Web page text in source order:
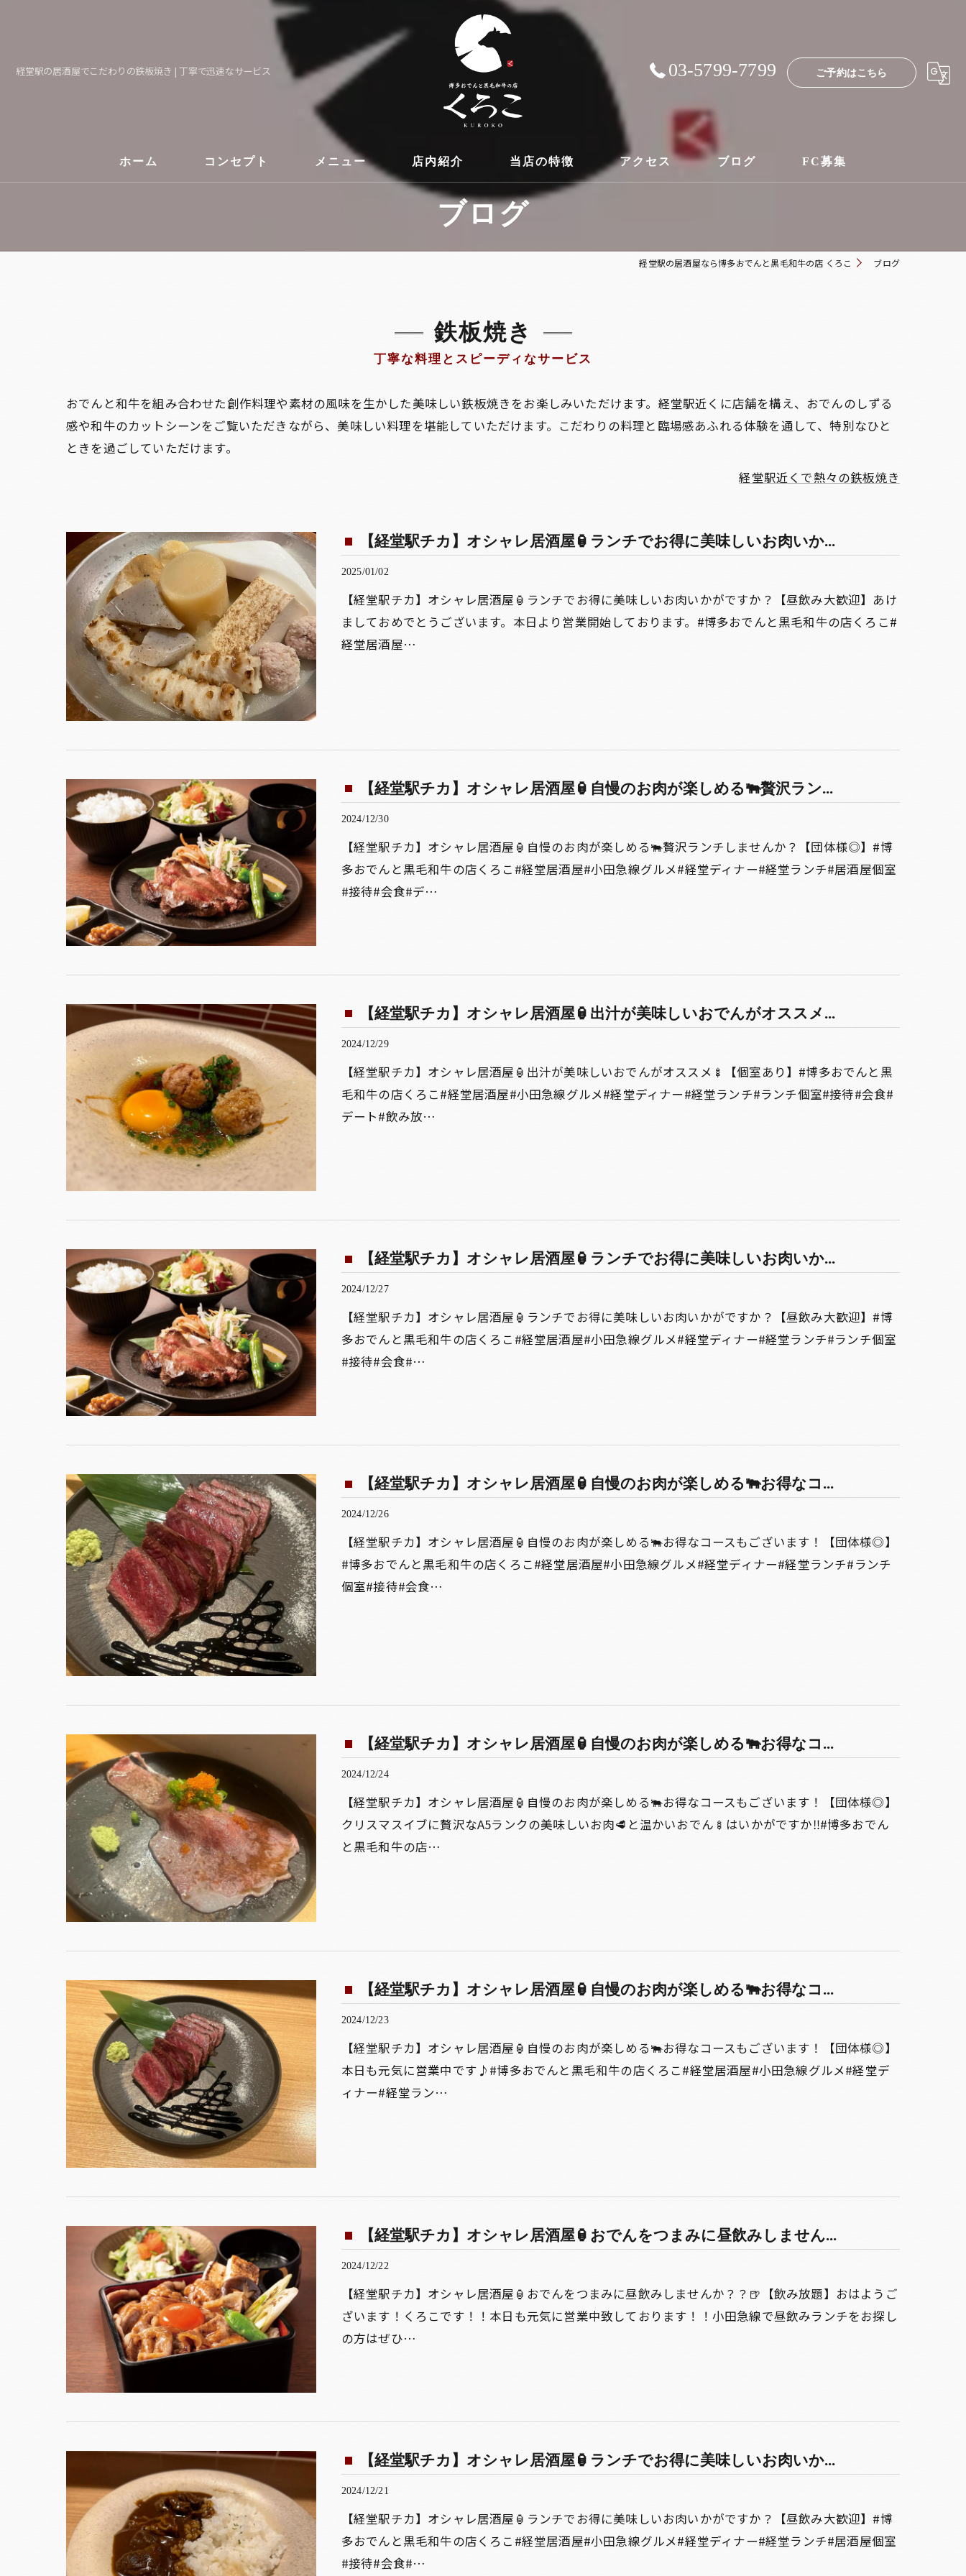
経堂駅の居酒屋でこだわりの鉄板焼き | 丁寧で迅速なサービス 03-5799-7799 ご予約はこちら
ホーム コンセプト メニュー 店内紹介 当店の特徴
コース
アクセス ブログ FC募集
ブログ
経堂駅の居酒屋なら博多おでんと黒毛和牛の店 くろこ ブログ
鉄板焼き
丁寧な料理とスピーディなサービス
おでんと和牛を組み合わせた創作料理や素材の風味を生かした美味しい鉄板焼きをお楽しみいただけます。経堂駅近くに店舗を構え、おでんのしずる
感や和牛のカットシーンをご覧いただきながら、美味しい料理を堪能していただけます。こだわりの料理と臨場感あふれる体験を通して、特別なひと
ときを過ごしていただけます。
経堂駅近くで熱々の鉄板焼き
【経堂駅チカ】オシャレ居酒屋🏮ランチでお得に美味しいお肉いか...
2025/01/02
【経堂駅チカ】オシャレ居酒屋🏮ランチでお得に美味しいお肉いかがですか？【昼飲み大歓迎】あけ
ましておめでとうございます。本日より営業開始しております。#博多おでんと黒毛和牛の店くろこ#
経堂居酒屋…
【経堂駅チカ】オシャレ居酒屋🏮自慢のお肉が楽しめる🐃贅沢ラン...
2024/12/30
【経堂駅チカ】オシャレ居酒屋🏮自慢のお肉が楽しめる🐃贅沢ランチしませんか？【団体様◎】#博
多おでんと黒毛和牛の店くろこ#経堂居酒屋#小田急線グルメ#経堂ディナー#経堂ランチ#居酒屋個室
#接待#会食#デ…
【経堂駅チカ】オシャレ居酒屋🏮出汁が美味しいおでんがオススメ...
2024/12/29
【経堂駅チカ】オシャレ居酒屋🏮出汁が美味しいおでんがオススメ🍢【個室あり】#博多おでんと黒
毛和牛の店くろこ#経堂居酒屋#小田急線グルメ#経堂ディナー#経堂ランチ#ランチ個室#接待#会食#
デート#飲み放…
【経堂駅チカ】オシャレ居酒屋🏮ランチでお得に美味しいお肉いか...
2024/12/27
【経堂駅チカ】オシャレ居酒屋🏮ランチでお得に美味しいお肉いかがですか？【昼飲み大歓迎】#博
多おでんと黒毛和牛の店くろこ#経堂居酒屋#小田急線グルメ#経堂ディナー#経堂ランチ#ランチ個室
#接待#会食#…
【経堂駅チカ】オシャレ居酒屋🏮自慢のお肉が楽しめる🐃お得なコ...
2024/12/26
【経堂駅チカ】オシャレ居酒屋🏮自慢のお肉が楽しめる🐃お得なコースもございます！【団体様◎】
#博多おでんと黒毛和牛の店くろこ#経堂居酒屋#小田急線グルメ#経堂ディナー#経堂ランチ#ランチ
個室#接待#会食…
【経堂駅チカ】オシャレ居酒屋🏮自慢のお肉が楽しめる🐃お得なコ...
2024/12/24
【経堂駅チカ】オシャレ居酒屋🏮自慢のお肉が楽しめる🐃お得なコースもございます！【団体様◎】
クリスマスイブに贅沢なA5ランクの美味しいお肉🥩と温かいおでん🍢はいかがですか‼️#博多おでん
と黒毛和牛の店…
【経堂駅チカ】オシャレ居酒屋🏮自慢のお肉が楽しめる🐃お得なコ...
2024/12/23
【経堂駅チカ】オシャレ居酒屋🏮自慢のお肉が楽しめる🐃お得なコースもございます！【団体様◎】
本日も元気に営業中です♪#博多おでんと黒毛和牛の店くろこ#経堂居酒屋#小田急線グルメ#経堂デ
ィナー#経堂ラン…
【経堂駅チカ】オシャレ居酒屋🏮おでんをつまみに昼飲みしません...
2024/12/22
【経堂駅チカ】オシャレ居酒屋🏮おでんをつまみに昼飲みしませんか？？🍺【飲み放題】おはようご
ざいます！くろこです！！本日も元気に営業中致しております！！小田急線で昼飲みランチをお探し
の方はぜひ…
【経堂駅チカ】オシャレ居酒屋🏮ランチでお得に美味しいお肉いか...
2024/12/21
【経堂駅チカ】オシャレ居酒屋🏮ランチでお得に美味しいお肉いかがですか？【昼飲み大歓迎】#博
多おでんと黒毛和牛の店くろこ#経堂居酒屋#小田急線グルメ#経堂ディナー#経堂ランチ#居酒屋個室
#接待#会食#…